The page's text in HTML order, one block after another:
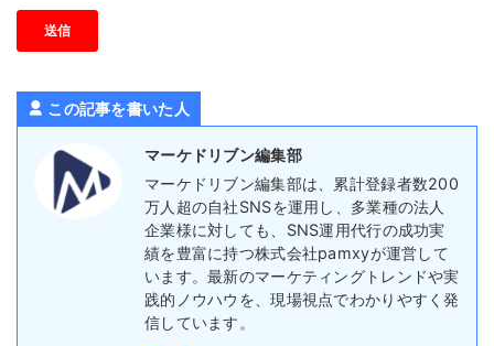
この記事を書いた人
マーケドリブン編集部
マーケドリブン編集部は、累計登録者数200
万人超の自社SNSを運用し、多業種の法人
企業様に対しても、SNS運用代行の成功実
績を豊富に持つ株式会社pamxyが運営して
います。最新のマーケティングトレンドや実
践的ノウハウを、現場視点でわかりやすく発
信しています。